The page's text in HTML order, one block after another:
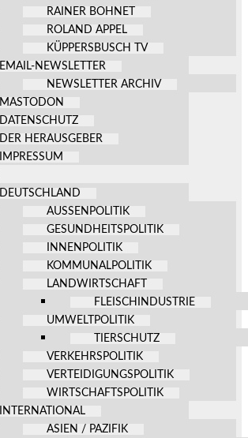
RAINER BOHNET
ROLAND APPEL
KÜPPERSBUSCH TV
EMAIL-NEWSLETTER
NEWSLETTER ARCHIV
MASTODON
DATENSCHUTZ
DER HERAUSGEBER
IMPRESSUM
DEUTSCHLAND
AUSSENPOLITIK
GESUNDHEITSPOLITIK
INNENPOLITIK
KOMMUNALPOLITIK
LANDWIRTSCHAFT
FLEISCHINDUSTRIE
UMWELTPOLITIK
TIERSCHUTZ
VERKEHRSPOLITIK
VERTEIDIGUNGSPOLITIK
WIRTSCHAFTSPOLITIK
INTERNATIONAL
ASIEN / PAZIFIK